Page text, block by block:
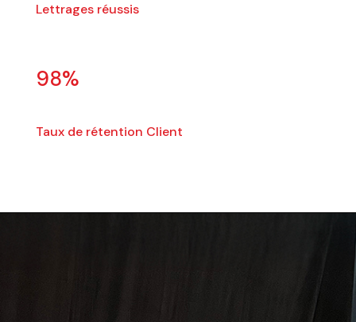
Lettrages réussis
98%
Taux de rétention Client